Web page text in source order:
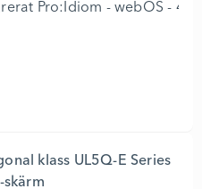
Pro:Idiom - webOS - 4K
E - 75" Diagonal klass